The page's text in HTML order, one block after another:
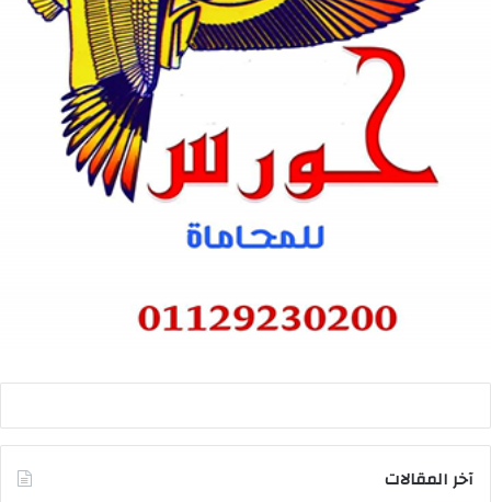
آخر المقالات